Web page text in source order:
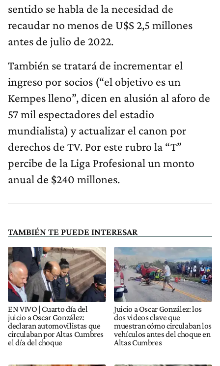
sentido se habla de la necesidad de
recaudar no menos de U$S 2,5 millones
antes de julio de 2022.
También se tratará de incrementar el
ingreso por socios (“el objetivo es un
Kempes lleno”, dicen en alusión al aforo de
57 mil espectadores del estadio
mundialista) y actualizar el canon por
derechos de TV. Por este rubro la “T”
percibe de la Liga Profesional un monto
anual de $240 millones.
TAMBIÉN TE PUEDE INTERESAR
EN VIVO | Cuarto día del
juicio a Oscar González:
declaran automovilistas que
circulaban por Altas Cumbres
el día del choque
Juicio a Oscar González: los
dos videos clave que
muestran cómo circulaban los
vehículos antes del choque en
Altas Cumbres